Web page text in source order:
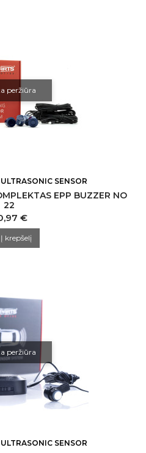
peržiūra
ULTRASONIC SENSOR
EPP BUZZER NO
22
€
Į krepšelį
peržiūra
ULTRASONIC SENSOR